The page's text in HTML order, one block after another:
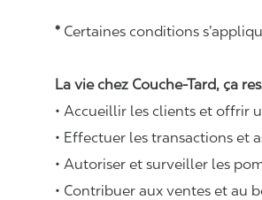
* Certaines conditions
La vie chez Couche-Tard, ça
• Accueillir les clients et offrir
• Effectuer les transactions et
• Autoriser et surveiller les
• Contribuer aux ventes et au